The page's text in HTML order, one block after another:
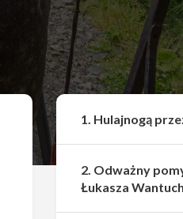
1. Hulajnogą
2. Odważny
Łukasza